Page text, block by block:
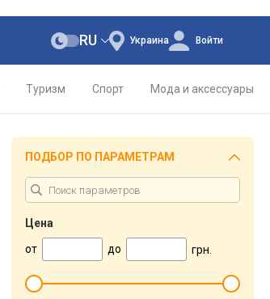
Украина
RU Войти
Туризм Спорт Мода и аксессуары
ПОДБОР ПО ПАРАМЕТРАМ
Цена
от
до грн.